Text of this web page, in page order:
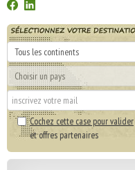
Cochez cette case pour valider
et offres partenaires